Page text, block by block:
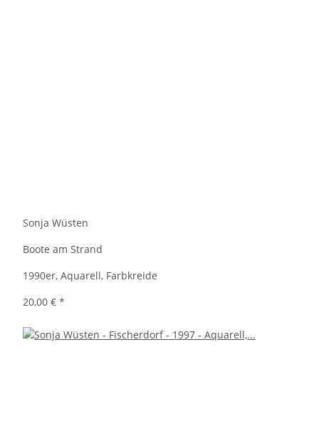
Sonja Wüsten
Boote am Strand
1990er, Aquarell, Farbkreide
20,00 € *